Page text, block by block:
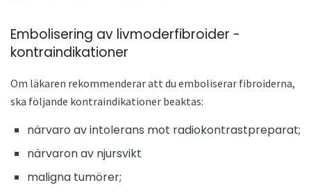
Embolisering av livmoderfibroider -
kontraindikationer
Om läkaren rekommenderar att du emboliserar fibroiderna,
ska följande kontraindikationer beaktas:
närvaro av intolerans mot radiokontrastpreparat;
närvaron av njursvikt
maligna tumörer;